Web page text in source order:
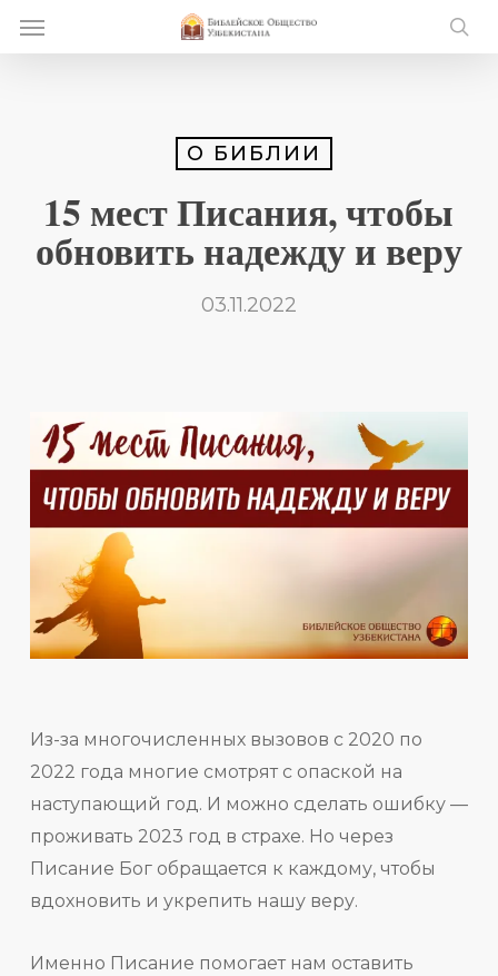
Menu
О БИБЛИИ
15 мест Писания, чтобы
обновить надежду и веру
03.11.2022
Из-за многочисленных вызовов с 2020 по
2022 года многие смотрят с опаской на
наступающий год. И можно сделать ошибку —
проживать 2023 год в страхе. Но через
Писание Бог обращается к каждому, чтобы
вдохновить и укрепить нашу веру.
Именно Писание помогает нам оставить